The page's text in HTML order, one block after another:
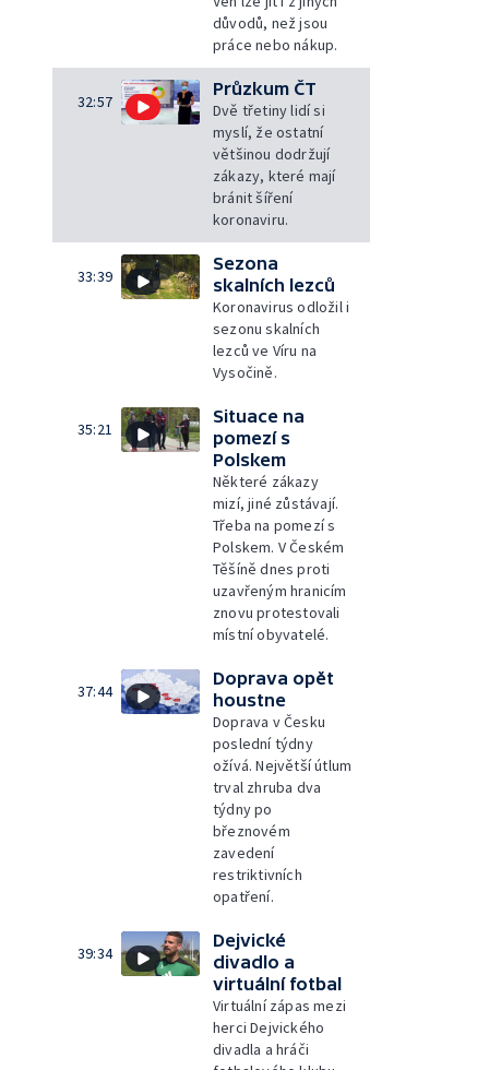
důvodů, než jsou
práce nebo nákup.
32:57
Průzkum ČT
Dvě třetiny lidí si
myslí, že ostatní
většinou dodržují
zákazy, které mají
bránit šíření
koronaviru.
33:39
Sezona
skalních lezců
Koronavirus odložil i
sezonu skalních
lezců ve Víru na
Vysočině.
35:21
Situace na
pomezí s
Polskem
Některé zákazy
mizí, jiné zůstávají.
Třeba na pomezí s
Polskem. V Českém
Těšíně dnes proti
uzavřeným hranicím
znovu protestovali
místní obyvatelé.
37:44
Doprava opět
houstne
Doprava v Česku
poslední týdny
ožívá. Největší útlum
trval zhruba dva
týdny po
březnovém
zavedení
restriktivních
opatření.
39:34
Dejvické
divadlo a
virtuální fotbal
Virtuální zápas mezi
herci Dejvického
divadla a hráči